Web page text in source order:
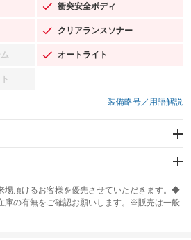
衝突安全ボディ
：装備あり
クリアランスソナー
：装備あり
オートライト
：装備あり
装備略号／用語解説
ABS
場頂けるお客様を優先させていただきます。◆
庫の有無をご確認お願いします。※販売は一般